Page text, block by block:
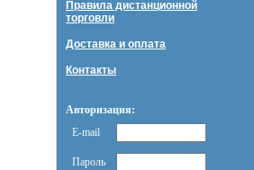
Правила дистанционной
торговли
Доставка и оплата
Контакты
Авторизация:
E-mail
Пароль